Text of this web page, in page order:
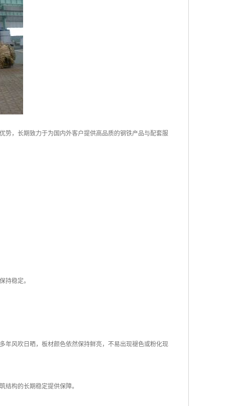
势，长期致力于为国内外客户提供高品质的钢铁产品与配套服
持稳定。
年风吹日晒，板材颜色依然保持鲜亮，不易出现褪色或粉化现
结构的长期稳定提供保障。